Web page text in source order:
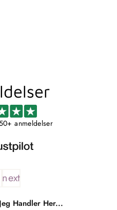
anmeldelser
Handler Her...